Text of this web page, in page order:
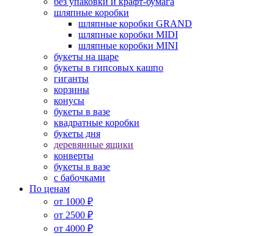
шляпные коробки
шляпные коробки GRAND
шляпные коробки MIDI
шляпные коробки MINI
букеты на шаре
букеты в гипсовых кашпо
гиганты
корзины
конусы
букеты в вазе
квадратные коробки
букеты дня
деревянные ящики
конверты
букеты в вазе
с бабочками
По ценам
от 1000 ₽
от 2500 ₽
от 4000 ₽